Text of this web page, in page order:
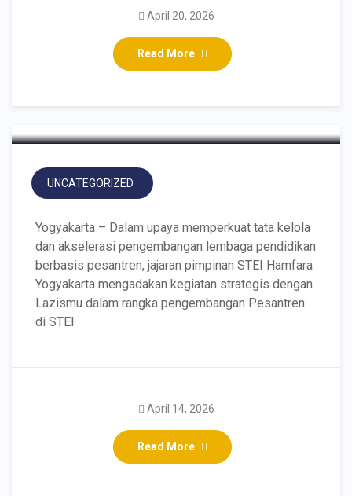
Read More
April 20, 2026
Umat: Sharing Strategi
Pengembangan
Pesantren STEI Hamfara
UNCATEGORIZED
Yogyakarta – Dalam upaya memperkuat tata kelola
dan akselerasi pengembangan lembaga pendidikan
berbasis pesantren, jajaran pimpinan STEI Hamfara
Yogyakarta mengadakan kegiatan strategis dengan
Lazismu dalam rangka pengembangan Pesantren
di STEI
Read More
April 14, 2026
Sinergi Membangun
Umat: Sharing Strategi
Pengembangan